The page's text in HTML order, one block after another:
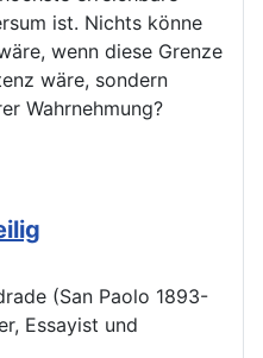
ist. Nichts könne
wenn diese Grenze
wäre, sondern
Wahrnehmung?
(San Paolo 1893-
Essayist und